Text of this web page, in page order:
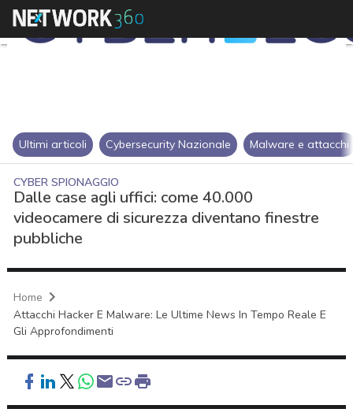
Ultimi articoli Cybersecurity Nazionale Malware e attacchi
CYBER SPIONAGGIO
Dalle case agli uffici: come 40.000
videocamere di sicurezza diventano finestre
pubbliche
Home
Attacchi Hacker E Malware: Le Ultime News In Tempo Reale E
Gli Approfondimenti